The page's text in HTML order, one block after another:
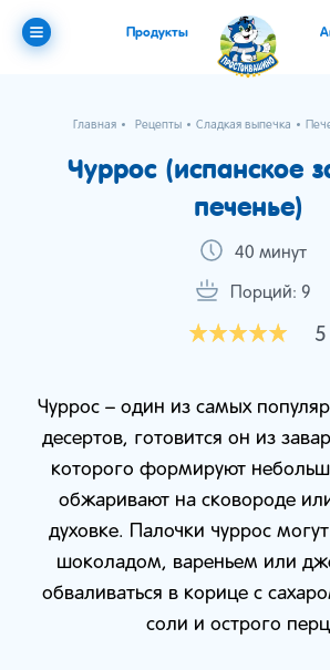
Продукты
Главная Рецепты Сладкая выпечка
Чуррос (испанское
печенье)
40 минут
Порций: 9
5
Чуррос – один из самых
десертов, готовится он из
которого формируют
обжаривают на сковороде
духовке. Палочки чуррос
шоколадом, вареньем или
обваливаться в корице с
соли и острого